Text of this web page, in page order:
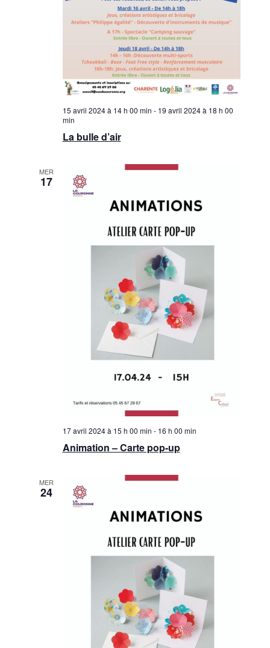
La bulle d’air
15 avril 2024 à 14 h 00 min - 19 avril 2024 à 18 h 00
min
MER
17
Animation – Carte pop-up
17 avril 2024 à 15 h 00 min - 16 h 00 min
MER
24